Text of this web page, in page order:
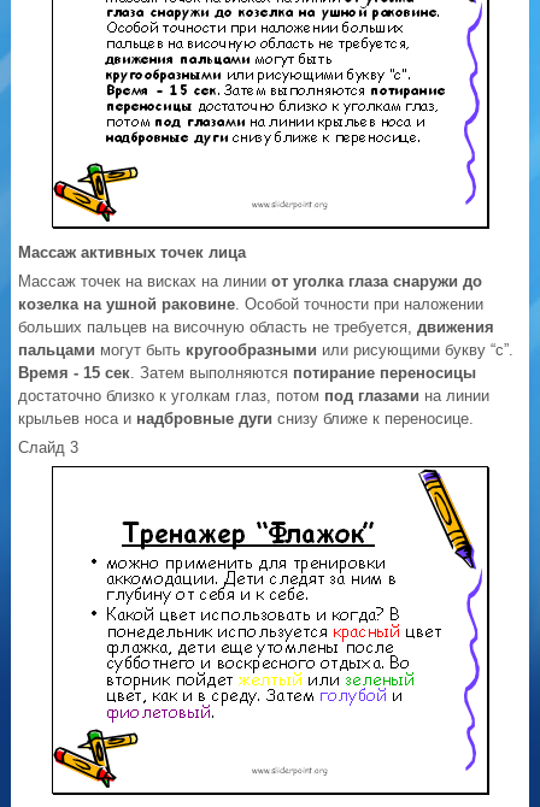
Массаж активных точек лица
Массаж точек на висках на линииот уголка глаза снаружи до
козелка на ушной раковине. Особой точности при наложении
больших пальцев на височную область не требуется,движения
пальцами могут быть кругообразными или рисующими букву “с”.
Время - 15 сек. Затем выполняются потирание переносицы
достаточно близко к уголкам глаз, потом под глазами на линии
крыльев носа и надбровные дуги снизу ближе к переносице.
Слайд 3